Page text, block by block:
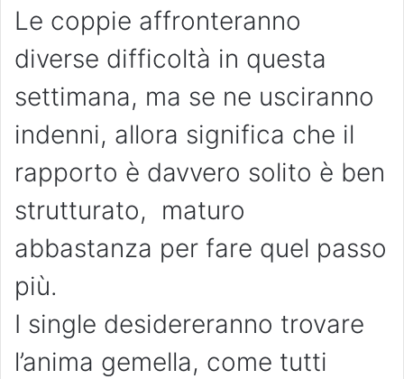
Le coppie affronteranno
diverse difficoltà in questa
settimana, ma se ne usciranno
indenni, allora significa che il
rapporto è davvero solito è ben
strutturato, maturo
abbastanza per fare quel passo
più.
I single desidereranno trovare
l’anima gemella, come tutti